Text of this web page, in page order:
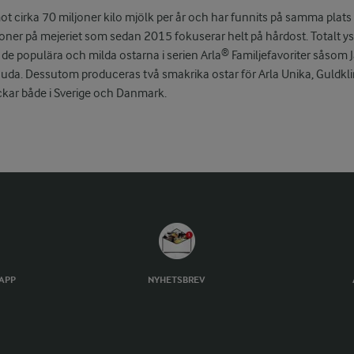
cirka 70 miljoner kilo mjölk per år och har funnits på samma plats
på mejeriet som sedan 2015 fokuserar helt på hårdost. Totalt
populära och milda ostarna i serien Arla® Familjefavoriter såsom
Dessutom produceras två smakrika ostar för Arla Unika,
både i Sverige och Danmark.
NYHETSBREV